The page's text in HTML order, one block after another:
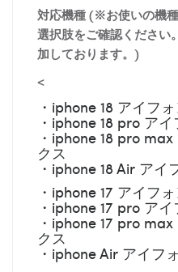
対応機種 (※お使いの機
選択肢をご確認ください
加しております。)
<
・iphone 18 アイフォ
・iphone 18 pro アイ
・iphone 18 pro
クス
・iphone 18 Air アイ
・iphone 17 アイフォ
・iphone 17 pro アイ
・iphone 17 pro
クス
・iphone Air アイフ